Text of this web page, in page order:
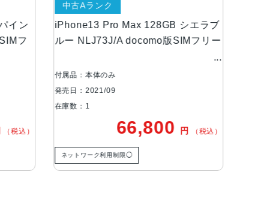
大水深6メートルで最大30分間）
超広角カメラ望遠：ƒ/2.8絞り値広角：ƒ/1.
角3倍の光学ズームイン、2倍の光学ズーム
倍のデジタルズーム
イン
フ
（税込）
iPhone13 Pro Max 128GB シエラブ
ルー NLJ73J/A docomo版SIMフリー
中古Aランク
付属品：本体のみ
発売日：2021/09
在庫数：1
66,800 円 （税込）
ネットワーク利用制限◯